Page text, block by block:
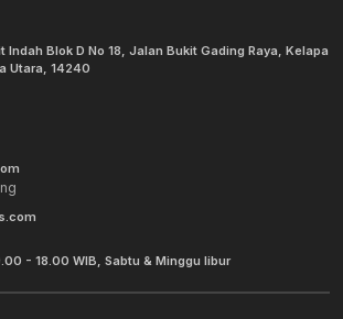
Indah Blok D No 18, Jalan Bukit Gading Raya, Kelapa
Utara, 14240
- 18.00 WIB, Sabtu & Minggu libur